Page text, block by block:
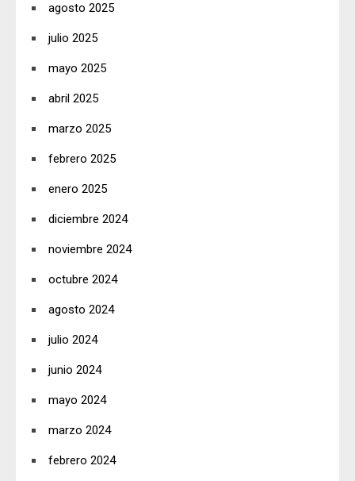
agosto 2025
julio 2025
mayo 2025
abril 2025
marzo 2025
febrero 2025
enero 2025
diciembre 2024
noviembre 2024
octubre 2024
agosto 2024
julio 2024
junio 2024
mayo 2024
marzo 2024
febrero 2024